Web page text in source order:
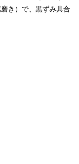
き）で、黒ずみ具合